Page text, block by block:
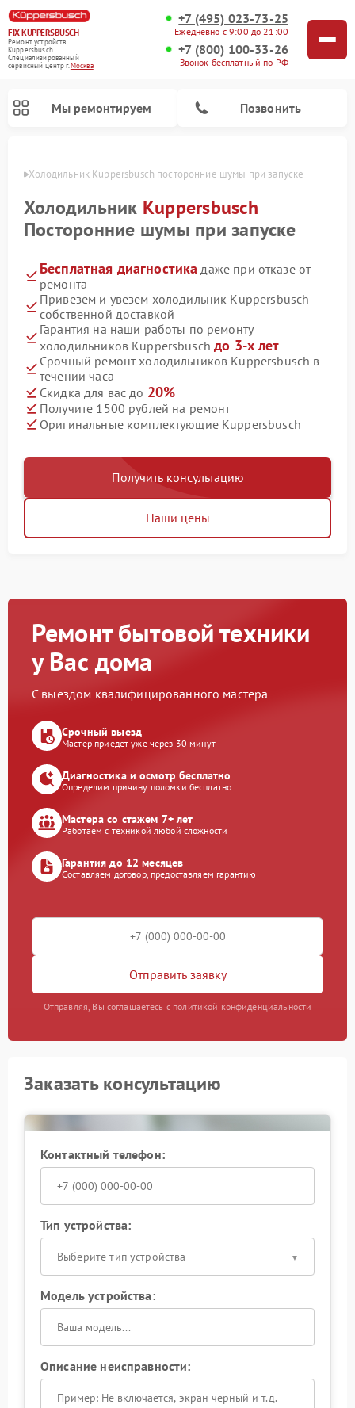
FIX-KUPPERSBUSCH
Ремонт устройств
Kuppersbusch
Специализированный
cервисный центр г.Москва
+7 (495) 023-73-25
Ежедневно с 9:00 до 21:00
+7 (800) 100-33-26
Звонок бесплатный по РФ
Мы ремонтируем Позвонить
Холодильник Kuppersbusch посторонние шумы при запуске
Холодильник Kuppersbusch
Посторонние шумы при запуске
Бесплатная диагностика даже при отказе от
ремонта
Привезем и увезем холодильник Kuppersbusch
собственной доставкой
Гарантия на наши работы по ремонту
холодильников Kuppersbuschдо 3-х лет
Срочный ремонт холодильников Kuppersbusch в
течении часа
Скидка для вас до 20%
Получите 1500 рублей на ремонт
Оригинальные комплектующие Kuppersbusch
Получить консультацию
Наши цены
Ремонт бытовой техники
у Вас дома
С выездом квалифицированного мастера
Срочный выезд
Мастер приедет уже через 30 минут
Диагностика и осмотр бесплатно
Определим причину поломки бесплатно
Мастера со стажем 7+ лет
Работаем с техникой любой сложности
Гарантия до 12 месяцев
Составляем договор, предоставляем гарантию
Отправить заявку
Отправляя, Вы соглашаетесь с политикой конфиденциальности
Заказать консультацию
Контактный телефон:
Тип устройства:
Выберите тип устройства
Модель устройства:
Описание неисправности: